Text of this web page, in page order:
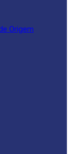
Origem